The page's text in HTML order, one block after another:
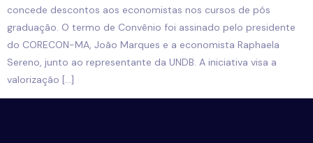
concede descontos aos economistas nos cursos de pós
graduação. O termo de Convênio foi assinado pelo presidente
do CORECON-MA, João Marques e a economista Raphaela
Sereno, junto ao representante da UNDB. A iniciativa visa a
valorização […]